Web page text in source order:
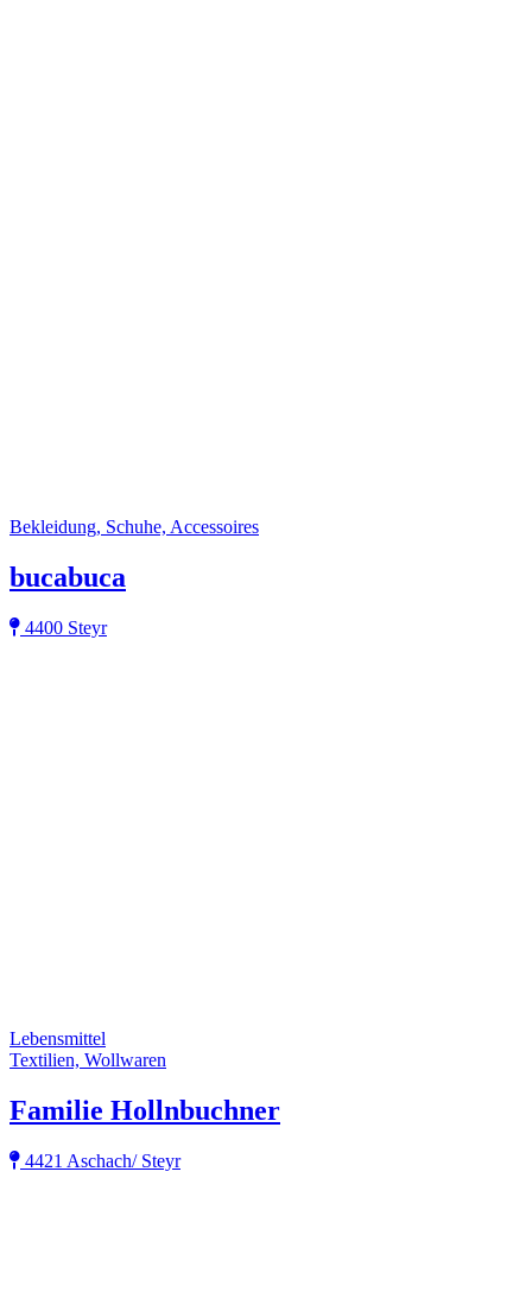
Bekleidung, Schuhe, Accessoires
bucabuca
4400 Steyr
Lebensmittel
Textilien, Wollwaren
Familie Hollnbuchner
4421 Aschach/ Steyr